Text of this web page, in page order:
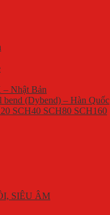
– Nhật Bản
bend (Dybend) – Hàn Quốc
SCH40 SCH80 SCH160
SIÊU ÂM